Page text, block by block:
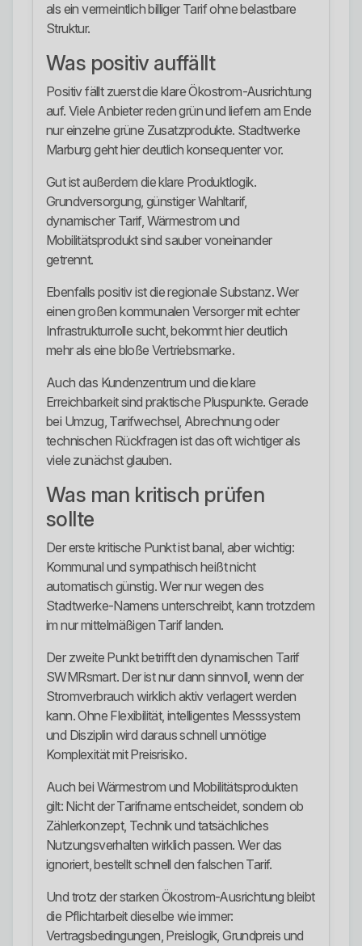
als ein vermeintlich billiger Tarif ohne belastbare
Struktur.
Was positiv auffällt
Positiv fällt zuerst die klare Ökostrom-Ausrichtung
auf. Viele Anbieter reden grün und liefern am Ende
nur einzelne grüne Zusatzprodukte. Stadtwerke
Marburg geht hier deutlich konsequenter vor.
Gut ist außerdem die klare Produktlogik.
Grundversorgung, günstiger Wahltarif,
dynamischer Tarif, Wärmestrom und
Mobilitätsprodukt sind sauber voneinander
getrennt.
Ebenfalls positiv ist die regionale Substanz. Wer
einen großen kommunalen Versorger mit echter
Infrastrukturrolle sucht, bekommt hier deutlich
mehr als eine bloße Vertriebsmarke.
Auch das Kundenzentrum und die klare
Erreichbarkeit sind praktische Pluspunkte. Gerade
bei Umzug, Tarifwechsel, Abrechnung oder
technischen Rückfragen ist das oft wichtiger als
viele zunächst glauben.
Was man kritisch prüfen
sollte
Der erste kritische Punkt ist banal, aber wichtig:
Kommunal und sympathisch heißt nicht
automatisch günstig. Wer nur wegen des
Stadtwerke-Namens unterschreibt, kann trotzdem
im nur mittelmäßigen Tarif landen.
Der zweite Punkt betrifft den dynamischen Tarif
SWMRsmart. Der ist nur dann sinnvoll, wenn der
Stromverbrauch wirklich aktiv verlagert werden
kann. Ohne Flexibilität, intelligentes Messsystem
und Disziplin wird daraus schnell unnötige
Komplexität mit Preisrisiko.
Auch bei Wärmestrom und Mobilitätsprodukten
gilt: Nicht der Tarifname entscheidet, sondern ob
Zählerkonzept, Technik und tatsächliches
Nutzungsverhalten wirklich passen. Wer das
ignoriert, bestellt schnell den falschen Tarif.
Und trotz der starken Ökostrom-Ausrichtung bleibt
die Pflichtarbeit dieselbe wie immer:
Vertragsbedingungen, Preislogik, Grundpreis und